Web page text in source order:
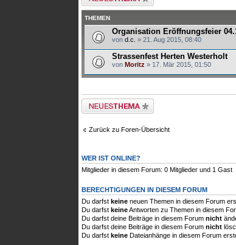
THEMEN
Organisation Eröffnungsfeier
vond.c. » 21. Aug 2015, 08:40
Strassenfest Herten Westerholt
vonMoritz » 17. Mär 2015, 01:50
Neues Thema erstellen
Zurück zu Foren-Übersicht
WER IST ONLINE?
Mitglieder in diesem Forum: 0 Mitglieder und 1 Gast
BERECHTIGUNGEN IN DIESEM FORUM
Du darfstkeine neuen Themen in diesem Forum
Du darfstkeineAntworten zu Themen in diesem
Du darfst deine Beiträge in diesem Forumnicht
Du darfst deine Beiträge in diesem Forumnicht
Du darfstkeine Dateianhänge in diesem Forum